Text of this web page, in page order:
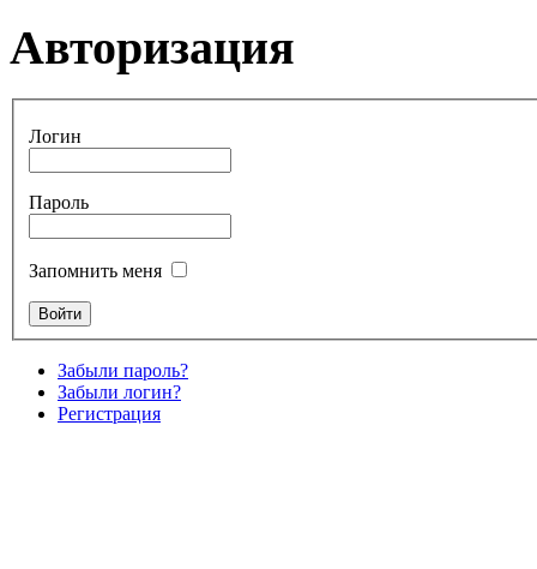
Авторизация
Логин
Пароль
Запомнить меня
Забыли пароль?
Забыли логин?
Регистрация